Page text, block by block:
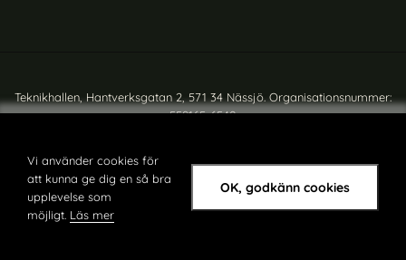
Vi använder cookies för
att kunna ge dig en så bra
upplevelse som
möjligt. Läs mer
OK, godkänn cookies
Teknikhallen, Hantverksgatan 2, 571 34 Nässjö. Organisationsnummer:
559165-6540